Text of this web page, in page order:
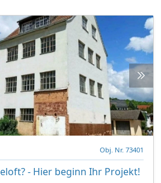
Obj. Nr. 73401
- Hier beginn Ihr Projekt!